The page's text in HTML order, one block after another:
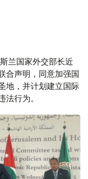
兰国家外交部长近
合声明，同意加强国
地，并计划建立国际
行为。